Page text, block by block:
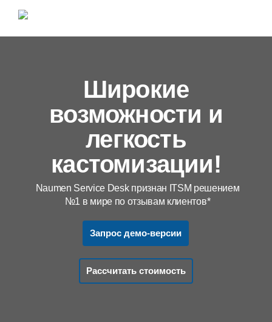
Широкие
возможности и
легкость
кастомизации!
Naumen Service Desk признан ITSM решением
№1 в мире по отзывам клиентов*
Запрос демо-версии
Рассчитать стоимость